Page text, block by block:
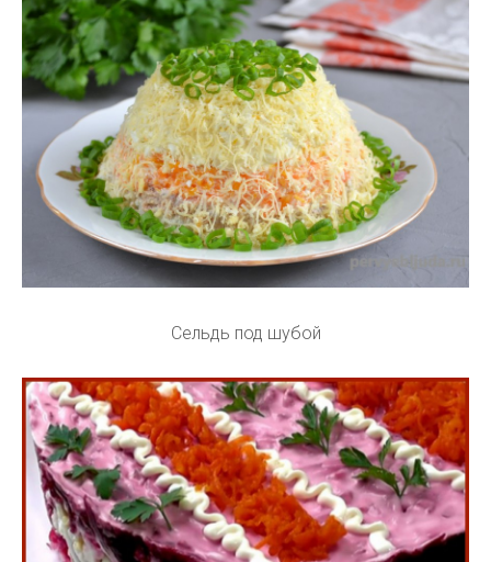
Сельдь под шубой